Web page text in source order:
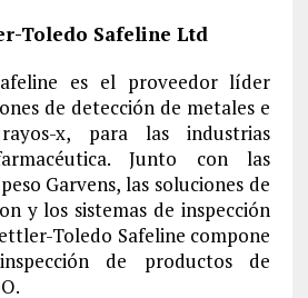
Toledo Safeline Ltd
es el proveedor líder
de detección de metales e
x, para las industrias
Junto con las
Garvens, las soluciones de
y los sistemas de inspección
Toledo Safeline compone
de productos de